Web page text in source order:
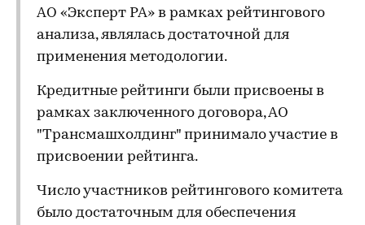
АО «Эксперт РА» в рамках рейтингового
анализа, являлась достаточной для
применения методологии.
Кредитные рейтинги были присвоены в
рамках заключенного договора, АО
"Трансмашхолдинг" принимало участие в
присвоении рейтинга.
Число участников рейтингового комитета
было достаточным для обеспечения